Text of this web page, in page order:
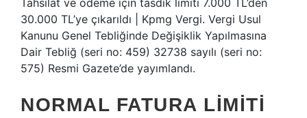
Tahsilat ve ödeme için tasdik limiti 7.000 TL’den
30.000 TL’ye çıkarıldı | Kpmg Vergi. Vergi Usul
Kanunu Genel Tebliğinde Değişiklik Yapılmasına
Dair Tebliğ (seri no: 459) 32738 sayılı (seri no:
575) Resmi Gazete’de yayımlandı.
NORMAL FATURA LIMITI